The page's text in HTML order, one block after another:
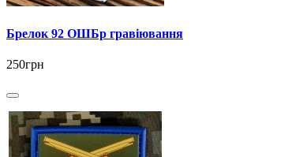
Брелок 92 ОШБр гравіювання
250грн